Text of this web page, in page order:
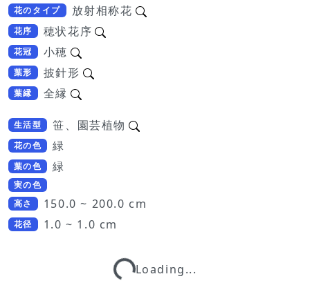
花のタイプ 放射相称花
花序 穂状花序
花冠 小穂
葉形 披針形
葉縁 全縁
生活型 笹、園芸植物
花の色 緑
葉の色 緑
実の色
高さ
150.0 ~ 200.0 cm
花径 1.0 ~ 1.0 cm
Loading...
Loading...